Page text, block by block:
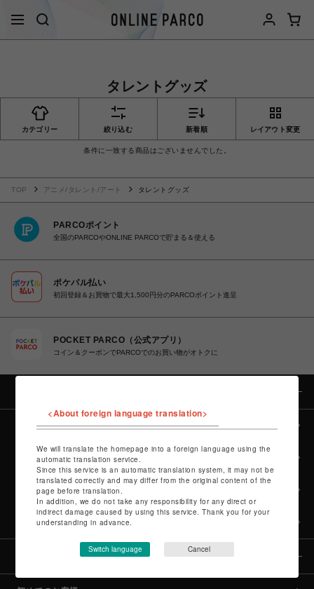
タレントグッズ
カテゴリー 絞り込む 新着順 レイアウト変更
条件に一致する商品はございませんでした。
TOP アニメ/タレント/アート タレントグッズ
PARCOポイント
全国のPARCOやONLINE PARCOで貯まる＆使える
ポケパル払い
初回登録＆お買物で最大1,500円分のPARCOポイント進呈
POCKET PARCO（公式アプリ）
コイン＆クーポンでPARCOでのお買い物がオトクに
全カテゴリーから探す
culture TOP
POP-UP SHOP TOP
PARCO GAMES TOP
全国のPARCO店舗
<About foreign language translation>
We will translate the homepage into a foreign language using the
automatic translation service.
Since this service is an automatic translation system, it may not be
translated correctly and may differ from the original content of the
page before translation.
In addition, we do not take any responsibility for any direct or
indirect damage caused by using this service. Thank you for your
understanding in advance.
Switch language Cancel